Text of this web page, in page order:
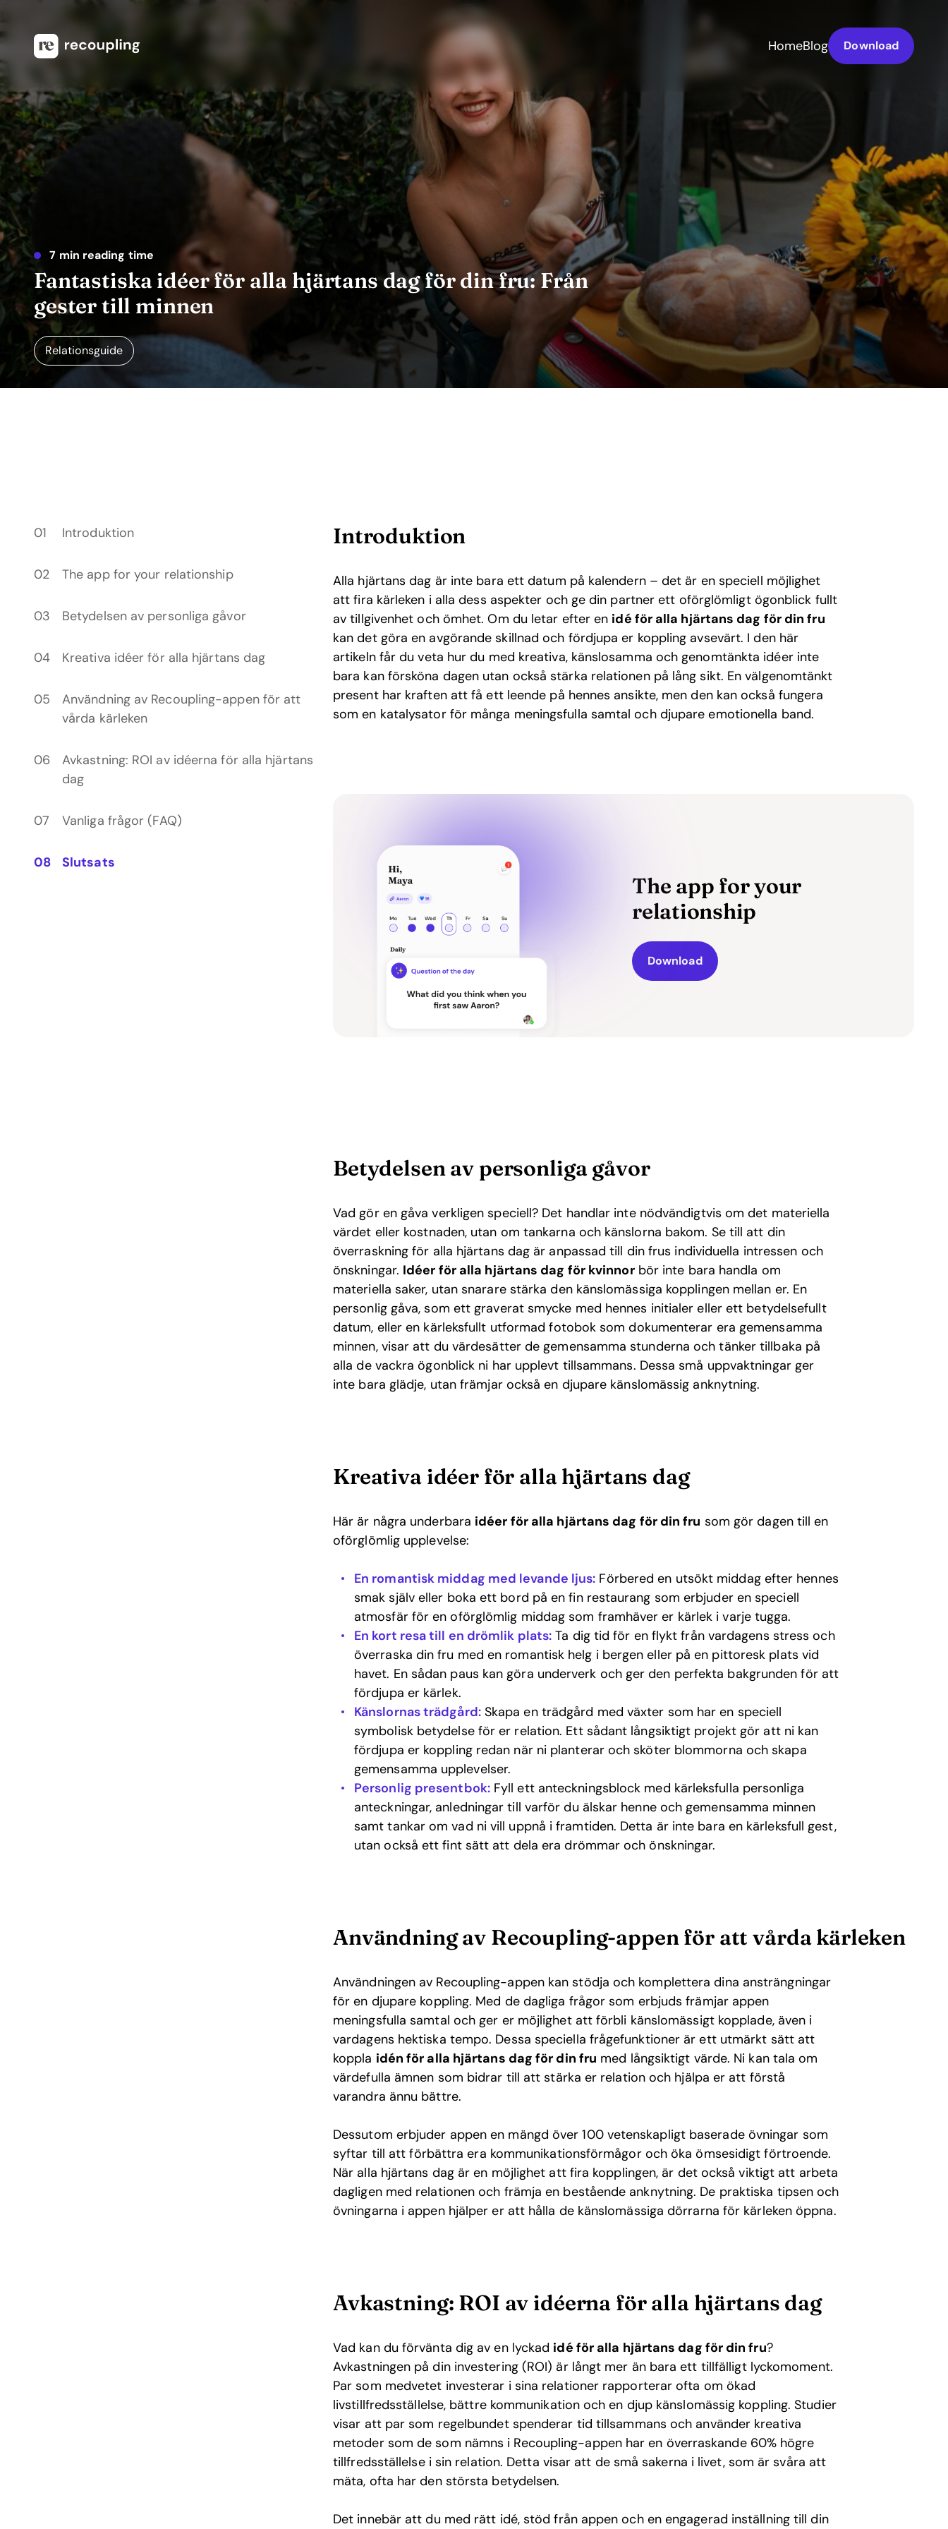
HomeBlog Download
7 min reading time
Fantastiska idéer för alla hjärtans dag för din fru: Från
gester till minnen
Relationsguide
Introduktion
The app for your relationship
Betydelsen av personliga gåvor
Kreativa idéer för alla hjärtans dag
Användning av Recoupling-appen för att
vårda kärleken
Avkastning: ROI av idéerna för alla hjärtans
dag
Vanliga frågor (FAQ)
Slutsats
Introduktion
Alla hjärtans dag är inte bara ett datum på kalendern – det är en speciell möjlighet
att fira kärleken i alla dess aspekter och ge din partner ett oförglömligt ögonblick fullt
av tillgivenhet och ömhet. Om du letar efter en idé för alla hjärtans dag för din fru
kan det göra en avgörande skillnad och fördjupa er koppling avsevärt. I den här
artikeln får du veta hur du med kreativa, känslosamma och genomtänkta idéer inte
bara kan försköna dagen utan också stärka relationen på lång sikt. En välgenomtänkt
present har kraften att få ett leende på hennes ansikte, men den kan också fungera
som en katalysator för många meningsfulla samtal och djupare emotionella band.
The app for your
relationship
Download
Betydelsen av personliga gåvor
Vad gör en gåva verkligen speciell? Det handlar inte nödvändigtvis om det materiella
värdet eller kostnaden, utan om tankarna och känslorna bakom. Se till att din
överraskning för alla hjärtans dag är anpassad till din frus individuella intressen och
önskningar. Idéer för alla hjärtans dag för kvinnorbör inte bara handla om
materiella saker, utan snarare stärka den känslomässiga kopplingen mellan er. En
personlig gåva, som ett graverat smycke med hennes initialer eller ett betydelsefullt
datum, eller en kärleksfullt utformad fotobok som dokumenterar era gemensamma
minnen, visar att du värdesätter de gemensamma stunderna och tänker tillbaka på
alla de vackra ögonblick ni har upplevt tillsammans. Dessa små uppvaktningar ger
inte bara glädje, utan främjar också en djupare känslomässig anknytning.
Kreativa idéer för alla hjärtans dag
Här är några underbara idéer för alla hjärtans dag för din fru som gör dagen till en
oförglömlig upplevelse:
En romantisk middag med levande ljus: Förbered en utsökt middag efter hennes
smak själv eller boka ett bord på en fin restaurang som erbjuder en speciell
atmosfär för en oförglömlig middag som framhäver er kärlek i varje tugga.
En kort resa till en drömlik plats: Ta dig tid för en flykt från vardagens stress och
överraska din fru med en romantisk helg i bergen eller på en pittoresk plats vid
havet. En sådan paus kan göra underverk och ger den perfekta bakgrunden för att
fördjupa er kärlek.
Känslornas trädgård:Skapa en trädgård med växter som har en speciell
symbolisk betydelse för er relation. Ett sådant långsiktigt projekt gör att ni kan
fördjupa er koppling redan när ni planterar och sköter blommorna och skapa
gemensamma upplevelser.
Personlig presentbok:Fyll ett anteckningsblock med kärleksfulla personliga
anteckningar, anledningar till varför du älskar henne och gemensamma minnen
samt tankar om vad ni vill uppnå i framtiden. Detta är inte bara en kärleksfull gest,
utan också ett fint sätt att dela era drömmar och önskningar.
Användning av Recoupling-appen för att vårda kärleken
Användningen av Recoupling-appen kan stödja och komplettera dina ansträngningar
för en djupare koppling. Med de dagliga frågor som erbjuds främjar appen
meningsfulla samtal och ger er möjlighet att förbli känslomässigt kopplade, även i
vardagens hektiska tempo. Dessa speciella frågefunktioner är ett utmärkt sätt att
koppla idén för alla hjärtans dag för din fru med långsiktigt värde. Ni kan tala om
värdefulla ämnen som bidrar till att stärka er relation och hjälpa er att förstå
varandra ännu bättre.
Dessutom erbjuder appen en mängd över 100 vetenskapligt baserade övningar som
syftar till att förbättra era kommunikationsförmågor och öka ömsesidigt förtroende.
När alla hjärtans dag är en möjlighet att fira kopplingen, är det också viktigt att arbeta
dagligen med relationen och främja en bestående anknytning. De praktiska tipsen och
övningarna i appen hjälper er att hålla de känslomässiga dörrarna för kärleken öppna.
Avkastning: ROI av idéerna för alla hjärtans dag
Vad kan du förvänta dig av en lyckad idé för alla hjärtans dag för din fru?
Avkastningen på din investering (ROI) är långt mer än bara ett tillfälligt lyckomoment.
Par som medvetet investerar i sina relationer rapporterar ofta om ökad
livstillfredsställelse, bättre kommunikation och en djup känslomässig koppling. Studier
visar att par som regelbundet spenderar tid tillsammans och använder kreativa
metoder som de som nämns i Recoupling-appen har en överraskande 60% högre
tillfredsställelse i sin relation. Detta visar att de små sakerna i livet, som är svåra att
mäta, ofta har den största betydelsen.
Det innebär att du med rätt idé, stöd från appen och en engagerad inställning till din